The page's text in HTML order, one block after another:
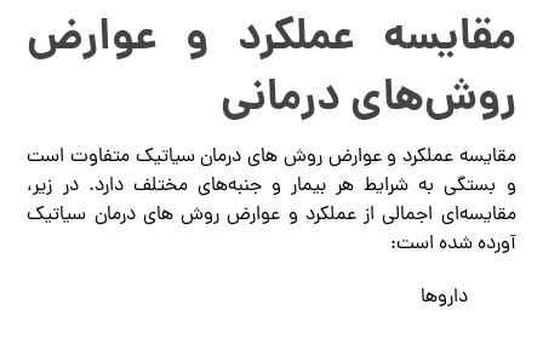
مقایسه عملکرد و عوارض
روش‌های درمانی
مقایسه عملکرد و عوارض روش های درمان سیاتیک متفاوت است
و بستگی به شرایط هر بیمار و جنبه‌های مختلف دارد. در زیر،
مقایسه‌ای اجمالی از عملکرد و عوارض روش های درمان سیاتیک
آورده شده است:
داروها